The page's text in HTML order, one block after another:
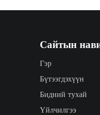
Сайтын
Гэр
Бүтээгдэхүүн
Бидний тухай
Үйлчилгээ